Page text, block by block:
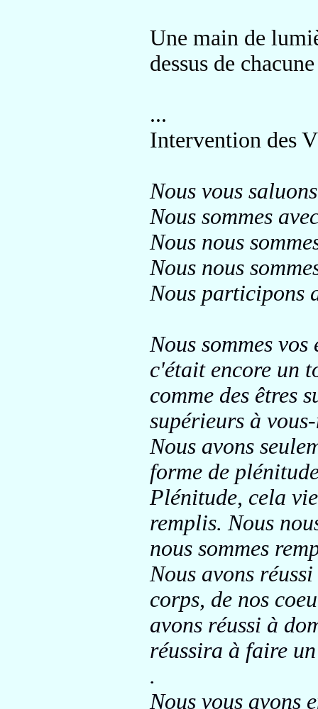
Une main de
dessus de
...
Intervention des
Nous vous
Nous sommes
Nous nous
Nous nous
Nous participons
Nous sommes
c'était encore un
comme des êtres
supérieurs à
Nous avons
forme de
Plénitude, cela
remplis. Nous
nous sommes
Nous avons
corps, de nos
avons réussi à
réussira à faire
.
Nous vous avons